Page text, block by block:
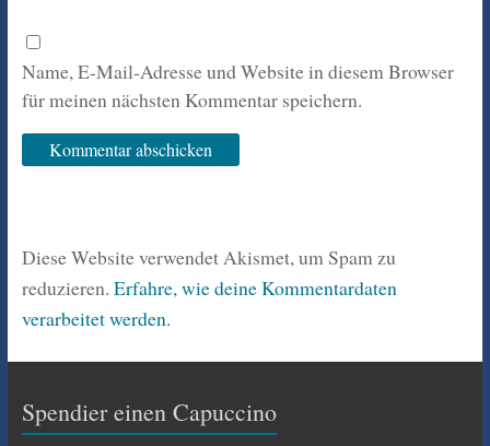
Name, E-Mail-Adresse und Website in diesem Browser
für meinen nächsten Kommentar speichern.
Diese Website verwendet Akismet, um Spam zu
reduzieren. Erfahre, wie deine Kommentardaten
verarbeitet werden.
Spendier einen Capuccino